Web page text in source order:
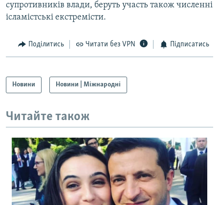
супротивників влади, беруть участь також численні
ісламістські екстремісти.
Поділитись Читати без VPN Підписатись
Новини Новини | Міжнародні
Читайте також